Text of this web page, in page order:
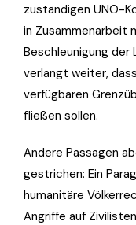
zuständigen UNO-
in Zusammenarbeit
Beschleunigung der
verlangt weiter,
verfügbaren
fließen sollen.
Andere Passagen
gestrichen: Ein
humanitäre
Angriffe auf